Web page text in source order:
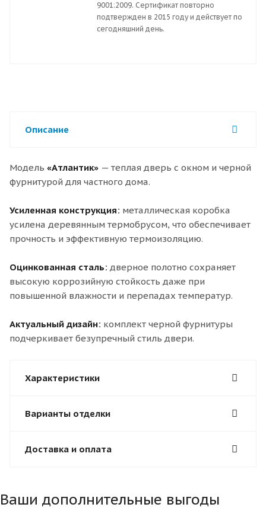
9001:2009. Сертификат повторно
подтвержден в 2015 году и действует по
сегодняшний день.
Описание
Модель «Атлантик» — теплая дверь с окном и черной
фурнитурой для частного дома.
Усиленная конструкция: металлическая коробка
усилена деревянным термобрусом, что обеспечивает
прочность и эффективную термоизоляцию.
Оцинкованная сталь: дверное полотно сохраняет
высокую коррозийную стойкость даже при
повышенной влажности и перепадах температур.
Актуальный дизайн: комплект черной фурнитуры
подчеркивает безупречный стиль двери.
Характеристики
Варианты отделки
Доставка и оплата
Ваши дополнительные выгоды